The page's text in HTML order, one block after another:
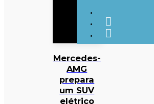
Mercedes-
AMG
prepara
um SUV
elétrico